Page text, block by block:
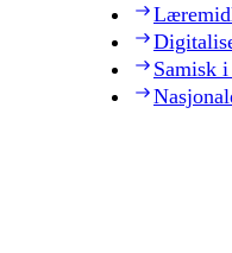
Samisk